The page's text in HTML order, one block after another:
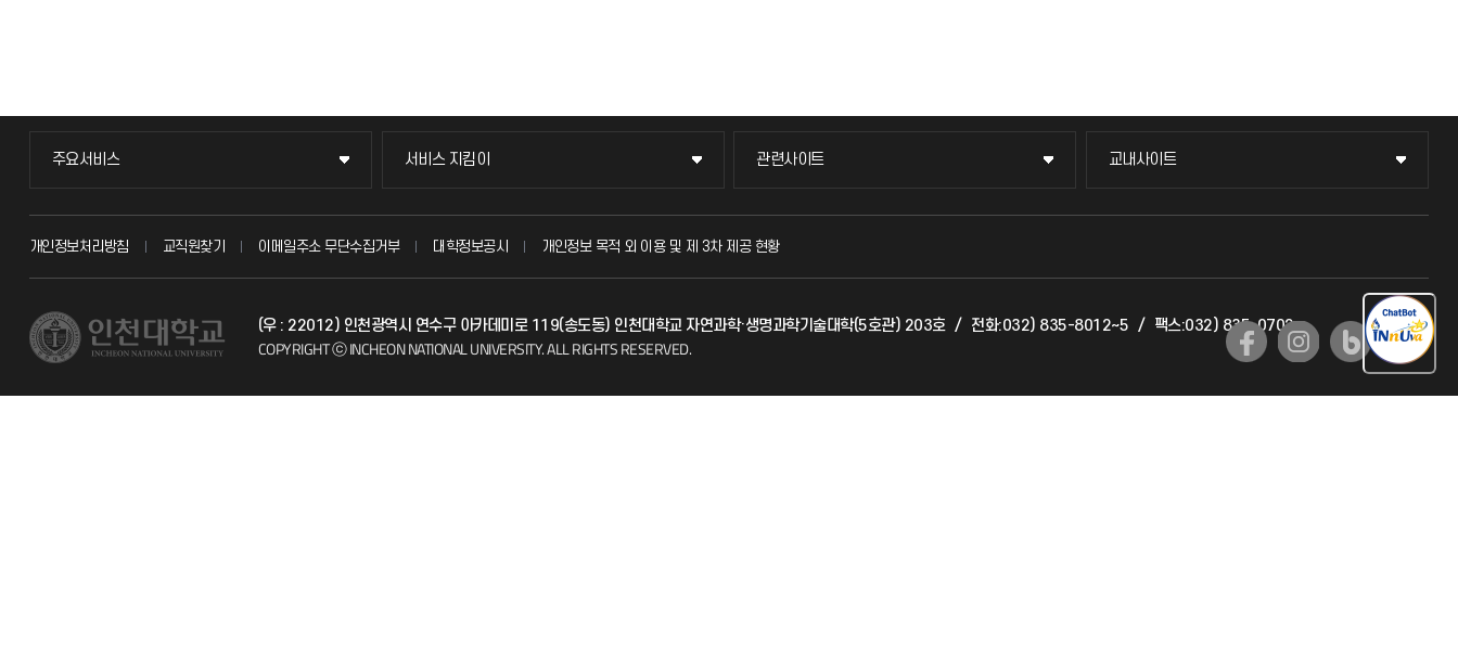
주요서비스
주요서비스
교무회의방송
시설예약
서비스 지킴이
서비스 지킴이
묻고 답하기
자주 묻는 질문(FAQ)
관련사이트
관련사이트
국방헬프콜
산학협력단
교내사이트
교내사이트
교수회
국제교류과
개인정보처리방침 교직원찾기 이메일주소 무단수집거부 대학정보공시 개인정보 목적 외 이용 및 제 3차 제공 현황
(우 : 22012) 인천광역시 연수구 아카데미로 119(송도동) 인천대학교 자연과학·생명과학기술대학(5호관) 203호 / 전화:032) 835-8012~5 / 팩스:032) 835-0702
COPYRIGHT ⓒ INCHEON NATIONAL UNIVERSITY.ALL RIGHTS RESERVED.